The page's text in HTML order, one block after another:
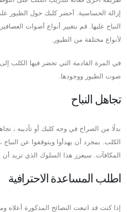
إزالة الحساسية. أحضر كلبك حول الطيور
النباح عليها. قم بتغيير أنواع أصوات
لأنواع مختلفة من الطيور.
في المرة القادمة التي تحضر فيها الكلب
صوت الطيور ووجودها.
تجاهل النباح
بدلًا من الصراخ في وجه كلبك أو تأديبه ،
الكلب. بمجرد أن يهدأوا ويتوقفوا عن
المكافآت. سيعزز هذا السلوك الذي تريد أن
اطلب المساعدة الاحترافية
إذا كنت قد اتبعت النصائح المذكورة أعلاه